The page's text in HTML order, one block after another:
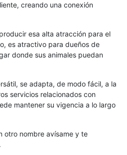
creando una conexión
esa alta atracción para el
es atractivo para dueños de
donde sus animales puedan
se adapta, de modo fácil, a la
servicios relacionados con
mantener su vigencia a lo largo
otro nombre avísame y te